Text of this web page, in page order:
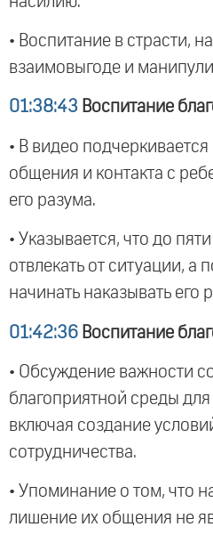
• Воспитание в страсти,
взаимовыгоде и
01:38:43 Воспитание
• В видео
общения и контакта с
его разума.
• Указывается, что до
отвлекать от ситуации, а
начинать наказывать его
01:42:36 Воспитание
• Обсуждение важности
благоприятной среды для
включая создание
сотрудничества.
• Упоминание о том, что
лишение их общения не